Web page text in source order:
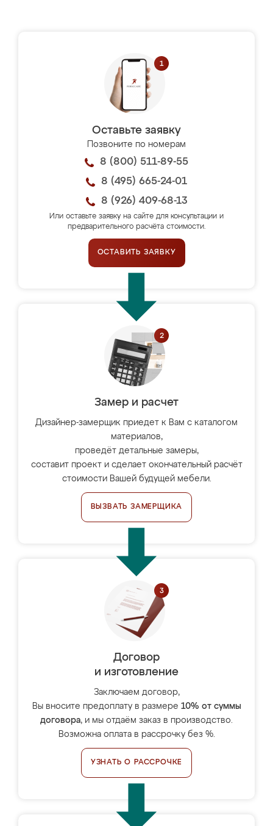
Оставьте заявку
Позвоните по номерам
8 (800) 511-89-55
8 (495) 665-24-01
8 (926) 409-68-13
Или оставьте заявку на сайте для консультации и
предварительного расчёта стоимости.
ОСТАВИТЬ ЗАЯВКУ
Замер и расчет
Дизайнер-замерщик приедет к Вам с каталогом
материалов,
проведёт детальные замеры,
составит проект и сделает окончательный расчёт
стоимости Вашей будущей мебели.
ВЫЗВАТЬ ЗАМЕРЩИКА
Договор
и изготовление
Заключаем договор,
Вы вносите предоплату в размере 10% от суммы
договора, и мы отдаём заказ в производство.
Возможна оплата в рассрочку без %.
УЗНАТЬ О РАССРОЧКЕ